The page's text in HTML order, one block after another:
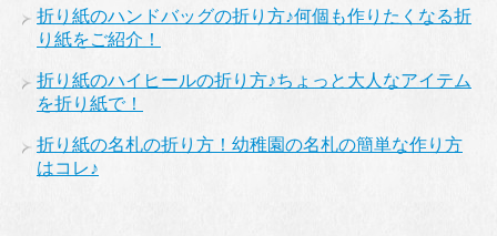
折り紙のハンドバッグの折り方♪何個も作りたくなる折
り紙をご紹介！
折り紙のハイヒールの折り方♪ちょっと大人なアイテム
を折り紙で！
折り紙の名札の折り方！幼稚園の名札の簡単な作り方
はコレ♪